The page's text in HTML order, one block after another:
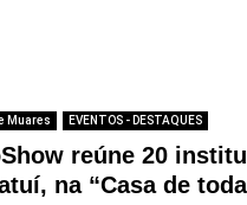
Muares EVENTOS - DESTAQUES
reúne 20
na “Casa de